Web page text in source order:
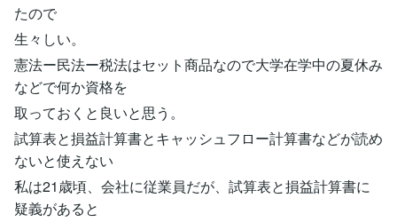
たので
生々しい。
憲法ー民法ー税法はセット商品なので大学在学中の夏休み
などで何か資格を
取っておくと良いと思う。
試算表と損益計算書とキャッシュフロー計算書などが読め
ないと使えない
私は21歳頃、会社に従業員だが、試算表と損益計算書に
疑義があると